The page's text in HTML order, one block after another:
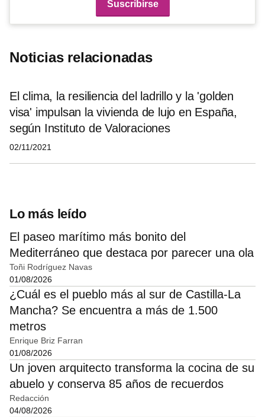
Noticias relacionadas
El clima, la resiliencia del ladrillo y la 'golden
visa' impulsan la vivienda de lujo en España,
según Instituto de Valoraciones
02/11/2021
Lo más leído
El paseo marítimo más bonito del
Mediterráneo que destaca por parecer una ola
Toñi Rodríguez Navas
01/08/2026
¿Cuál es el pueblo más al sur de Castilla-La
Mancha? Se encuentra a más de 1.500
metros
Enrique Briz Farran
01/08/2026
Un joven arquitecto transforma la cocina de su
abuelo y conserva 85 años de recuerdos
Redacción
04/08/2026